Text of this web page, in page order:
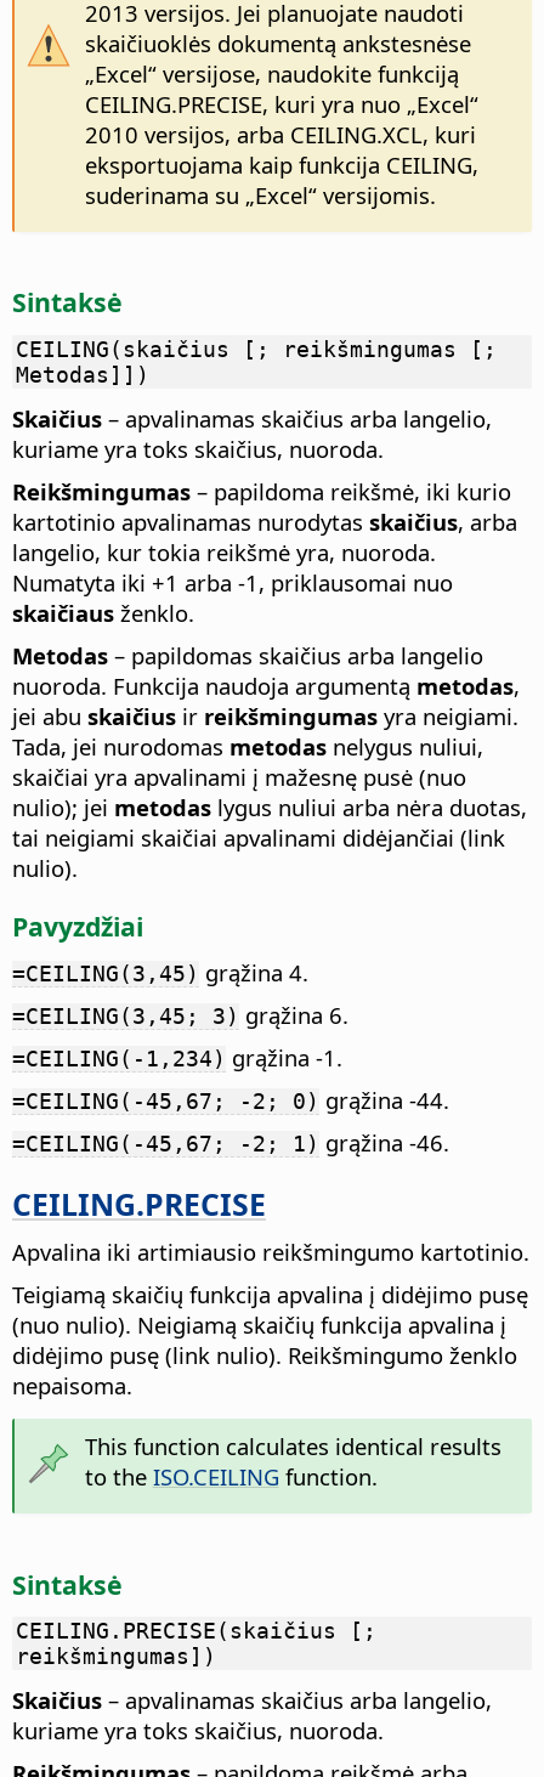
2013 versijos. Jei planuojate naudoti
skaičiuoklės dokumentą ankstesnėse
„Excel“ versijose, naudokite funkciją
CEILING.PRECISE, kuri yra nuo „Excel“
2010 versijos, arba CEILING.XCL, kuri
eksportuojama kaip funkcija CEILING,
suderinama su „Excel“ versijomis.
Sintaksė
CEILING(skaičius [; reikšmingumas [;
Metodas]])
Skaičius – apvalinamas skaičius arba langelio,
kuriame yra toks skaičius, nuoroda.
Reikšmingumas – papildoma reikšmė, iki kurio
kartotinio apvalinamas nurodytas skaičius, arba
langelio, kur tokia reikšmė yra, nuoroda.
Numatyta iki +1 arba -1, priklausomai nuo
skaičiaus ženklo.
Metodas – papildomas skaičius arba langelio
nuoroda. Funkcija naudoja argumentą metodas,
jei abu skaičius ir reikšmingumas yra neigiami.
Tada, jei nurodomas metodas nelygus nuliui,
skaičiai yra apvalinami į mažesnę pusė (nuo
nulio); jei metodas lygus nuliui arba nėra duotas,
tai neigiami skaičiai apvalinami didėjančiai (link
nulio).
Pavyzdžiai
=CEILING(3,45) grąžina 4.
=CEILING(3,45; 3) grąžina 6.
=CEILING(-1,234) grąžina -1.
=CEILING(-45,67; -2; 0) grąžina -44.
=CEILING(-45,67; -2; 1) grąžina -46.
CEILING.PRECISE
Apvalina iki artimiausio reikšmingumo kartotinio.
Teigiamą skaičių funkcija apvalina į didėjimo pusę
(nuo nulio). Neigiamą skaičių funkcija apvalina į
didėjimo pusę (link nulio). Reikšmingumo ženklo
nepaisoma.
This function calculates identical results
to the ISO.CEILING function.
Sintaksė
CEILING.PRECISE(skaičius [;
reikšmingumas])
Skaičius – apvalinamas skaičius arba langelio,
kuriame yra toks skaičius, nuoroda.